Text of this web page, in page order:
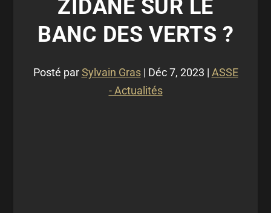
ZIDANE SUR LE
BANC DES VERTS ?
Posté parSylvain Gras| Déc 7, 2023 | ASSE
- Actualités